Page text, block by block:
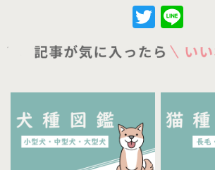
Twitter